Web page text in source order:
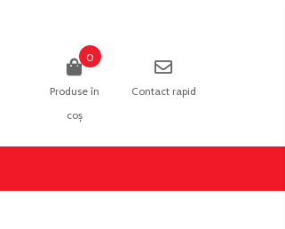
Contact rapid
0
Produse în
coș